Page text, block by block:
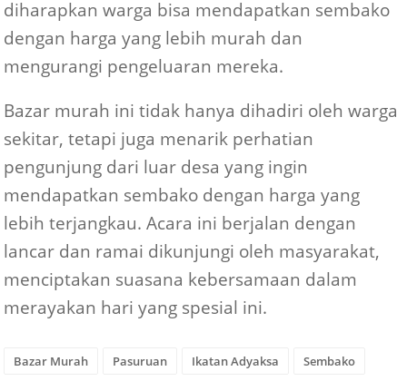
diharapkan warga bisa mendapatkan sembako
dengan harga yang lebih murah dan
mengurangi pengeluaran mereka.
Bazar murah ini tidak hanya dihadiri oleh warga
sekitar, tetapi juga menarik perhatian
pengunjung dari luar desa yang ingin
mendapatkan sembako dengan harga yang
lebih terjangkau. Acara ini berjalan dengan
lancar dan ramai dikunjungi oleh masyarakat,
menciptakan suasana kebersamaan dalam
merayakan hari yang spesial ini.
Bazar Murah Pasuruan Ikatan Adyaksa Sembako